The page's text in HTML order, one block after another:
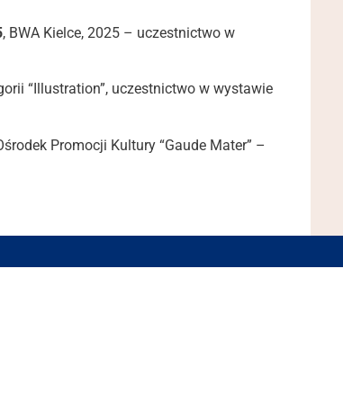
, BWA Kielce, 2025 – uczestnictwo w
“Illustration”, uczestnictwo w wystawie
Promocji Kultury “Gaude Mater” –